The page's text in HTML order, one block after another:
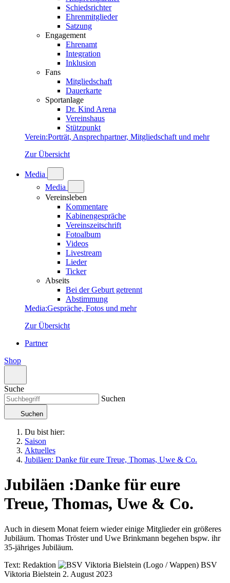
Schiedsrichter
Ehrenmitglieder
Satzung
Engagement
Ehrenamt
Integration
Inklusion
Fans
Mitgliedschaft
Dauerkarte
Sportanlage
Dr. Kind Arena
Vereinshaus
Stützpunkt
Verein:Porträt, Ansprechpartner, Mitgliedschaft und mehr
Zur Übersicht
Media
Media
Vereinsleben
Kommentare
Kabinengespräche
Vereinszeitschrift
Fotoalbum
Videos
Livestream
Lieder
Ticker
Abseits
Bei der Geburt getrennt
Abstimmung
Media:Gespräche, Fotos und mehr
Zur Übersicht
Partner
Shop
Suche
Suchen
Suchen
Du bist hier:
Saison
Aktuelles
Jubiläen: Danke für eure Treue, Thomas, Uwe & Co.
Jubiläen :Danke für eure
Treue, Thomas, Uwe & Co.
Auch in diesem Monat feiern wieder einige Mitglieder ein größeres
Jubiläum. Thomas Tröster und Uwe Brinkmann begehen bspw. ihr
35-jähriges Jubiläum.
Text: Redaktion
BSV
Viktoria Bielstein 2. August 2023